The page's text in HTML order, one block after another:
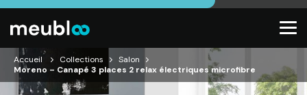
Accueil Collections
Salon
Moreno – Canapé 3 places 2 relax électriques microfibre